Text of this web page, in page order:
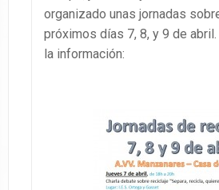
organizado unas jornadas
próximos días 7, 8, y 9 de
la información: